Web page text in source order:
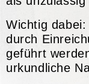
Wichtig
durch
geführt
urkundliche